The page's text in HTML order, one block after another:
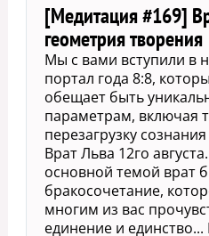
[Медитация #169]
геометрия творения
Мы с вами вступили в
портал года 8:8,
обещает быть
параметрам, включая
перезагрузку
Врат Льва 12го
основной темой врат
бракосочетание,
многим из вас
единение и единство...